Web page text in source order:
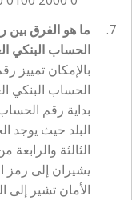
ما هو الفرق
الحساب البنكي
بالإمكان
الحساب البنكي
بداية رقم
البلد حيث يوجد
الثالثة
يشيران إلى رمز
الأمان تشير